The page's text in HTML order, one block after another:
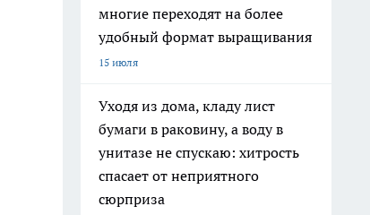
многие переходят на более
удобный формат выращивания
15 июля
Уходя из дома, кладу лист
бумаги в раковину, а воду в
унитазе не спускаю: хитрость
спасает от неприятного
сюрприза